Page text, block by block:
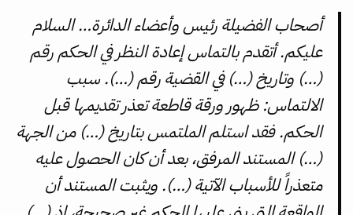
أصحاب الفضيلة رئيس وأعضاء الدائرة… السلام
عليكم. أتقدم بالتماس إعادة النظر في الحكم رقم
(…) وتاريخ (…) في القضية رقم (…). سبب
الالتماس: ظهور ورقة قاطعة تعذر تقديمها قبل
الحكم. فقد استلم الملتمس بتاريخ (…) من الجهة
(…) المستند المرفق، بعد أن كان الحصول عليه
متعذراً للأسباب الآتية (…). ويثبت المستند أن